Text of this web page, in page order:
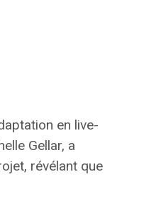
en live-
Gellar, a
révélant que